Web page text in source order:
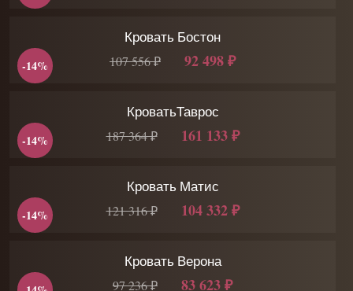
Кровать Бостон
107 556 ₽ 92 498 ₽
-14%
КроватьТаврос
187 364 ₽ 161 133 ₽
-14%
Кровать Матис
121 316 ₽ 104 332 ₽
-14%
Кровать Верона
97 236 ₽ 83 623 ₽